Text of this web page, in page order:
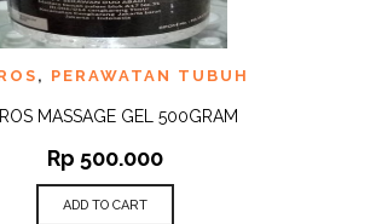
, PERAWATAN TUBUH
MASSAGE GEL 500GRAM
Rp 500.000
ADD TO CART